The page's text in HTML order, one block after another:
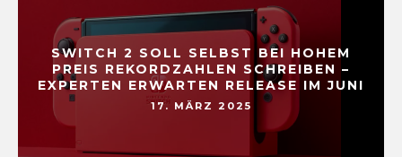
SWITCH 2 SOLL SELBST BEI HOHEM
PREIS REKORDZAHLEN SCHREIBEN –
EXPERTEN ERWARTEN RELEASE IM JUNI
17. MÄRZ 2025